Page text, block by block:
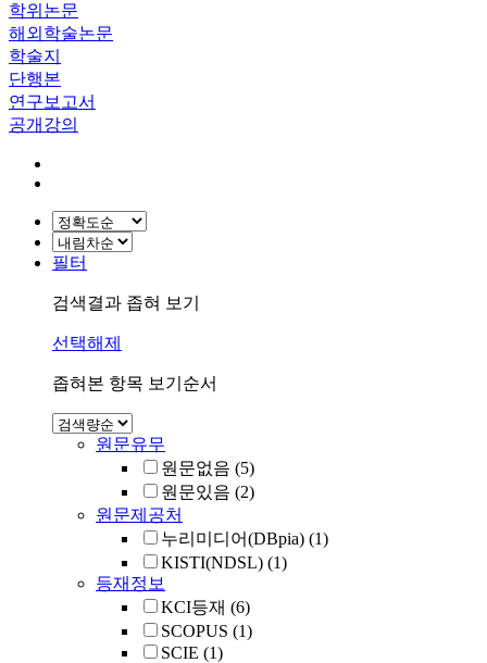
학위논문
해외학술논문
학술지
단행본
연구보고서
공개강의
필터
검색결과 좁혀 보기
선택해제
좁혀본 항목 보기순서
원문유무
원문없음 (5)
원문있음 (2)
원문제공처
누리미디어(DBpia) (1)
KISTI(NDSL) (1)
등재정보
KCI등재 (6)
SCOPUS (1)
SCIE (1)